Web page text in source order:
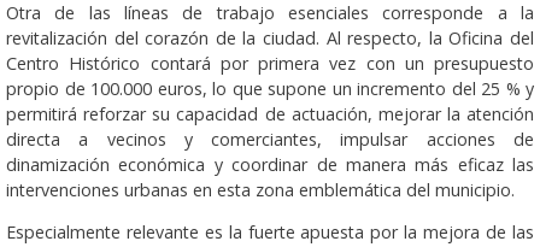
Otra de las líneas de trabajo esenciales corresponde a la
revitalización del corazón de la ciudad. Al respecto, la Oficina del
Centro Histórico contará por primera vez con un presupuesto
propio de 100.000 euros, lo que supone un incremento del 25 % y
permitirá reforzar su capacidad de actuación, mejorar la atención
directa a vecinos y comerciantes, impulsar acciones de
dinamización económica y coordinar de manera más eficaz las
intervenciones urbanas en esta zona emblemática del municipio.
Especialmente relevante es la fuerte apuesta por la mejora de las